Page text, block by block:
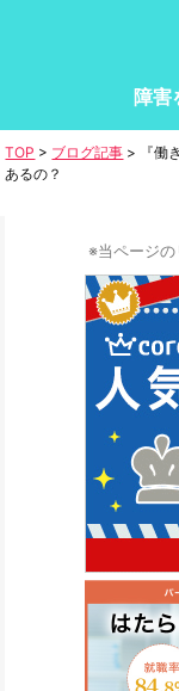
障害
TOP > ブログ記事 >
『
あるの？
※当ページの